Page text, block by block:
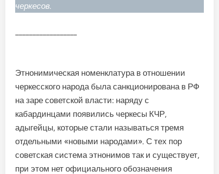
черкесов.
Этнонимическая номенклатура в отношении
черкесского народа была санкционирована в РФ
на заре советской власти: наряду с
кабардинцами появились черкесы КЧР,
адыгейцы, которые стали называться тремя
отдельными «новыми народами». С тех пор
советская система этнонимов так и существует,
при этом нет официального обозначения